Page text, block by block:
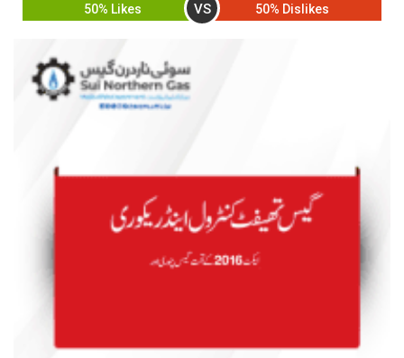
50% Likes VS 50% Dislikes